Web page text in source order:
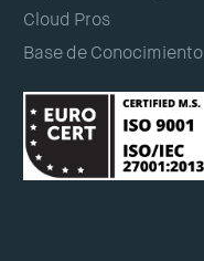
Cloud Pros
Base de Conocimiento